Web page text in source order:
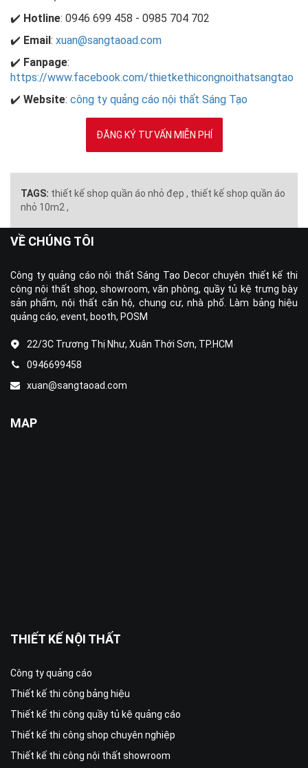
✔️ Hotline: 0946 699 458 - 0985 704 702
✔️ Email : xuan@sangtaoad.com
✔️ Fanpage:
https://www.facebook.com/thietkethicongnoithatsangtao
✔️ Website: công ty quảng cáo nội thất Sáng Tạo
ĐĂNG KÝ TƯ VẤN MIỄN PHÍ
TAGS: thiết kế shop quần áo nhỏ đẹp , thiết kế shop quần áo
nhỏ 10m2 ,
VỀ CHÚNG TÔI
Công ty quảng cáo nội thất Sáng Tạo Decor chuyên thiết kế thi
công nội thất shop, showroom, văn phòng, quầy tủ kệ trưng bày
sản phẩm, nội thất căn hộ, chung cư, nhà phố. Làm bảng hiệu
quảng cáo, event, booth, POSM
22/3C Trương Thị Như, Xuân Thới Sơn, TP.HCM
0946699458
xuan@sangtaoad.com
MAP
THIẾT KẾ NỘI THẤT
Công ty quảng cáo
Thiết kế thi công bảng hiệu
Thiết kế thi công quầy tủ kệ quảng cáo
Thiết kế thi công shop chuyên nghiệp
Thiết kế thi công nội thất showroom